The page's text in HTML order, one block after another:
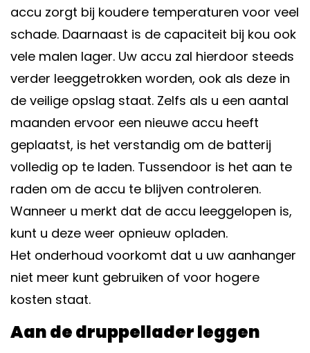
accu zorgt bij koudere temperaturen voor veel
schade. Daarnaast is de capaciteit bij kou ook
vele malen lager. Uw accu zal hierdoor steeds
verder leeggetrokken worden, ook als deze in
de veilige opslag staat. Zelfs als u een aantal
maanden ervoor een nieuwe accu heeft
geplaatst, is het verstandig om de batterij
volledig op te laden. Tussendoor is het aan te
raden om de accu te blijven controleren.
Wanneer u merkt dat de accu leeggelopen is,
kunt u deze weer opnieuw opladen.
Het onderhoud voorkomt dat u uw aanhanger
niet meer kunt gebruiken of voor hogere
kosten staat.
Aan de druppellader leggen